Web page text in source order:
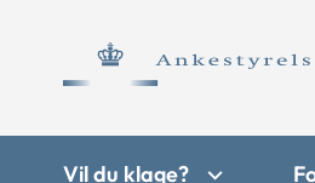
Vil du klage?